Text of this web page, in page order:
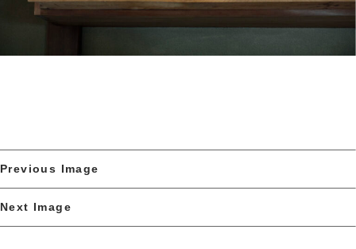
Previous Image
Next Image